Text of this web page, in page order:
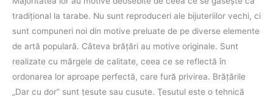
tradiţional la tarabe. Nu sunt reproduceri ale bijuteriilor vechi, ci
sunt compuneri noi din motive preluate de pe diverse elemente
de artă populară. Câteva brăţări au motive originale. Sunt
realizate cu mărgele de calitate, ceea ce se reflectă în
ordonarea lor aproape perfectă, care fură privirea. Brăţările
„Dar cu dor” sunt ţesute sau cusute. Ţesutul este o tehnică